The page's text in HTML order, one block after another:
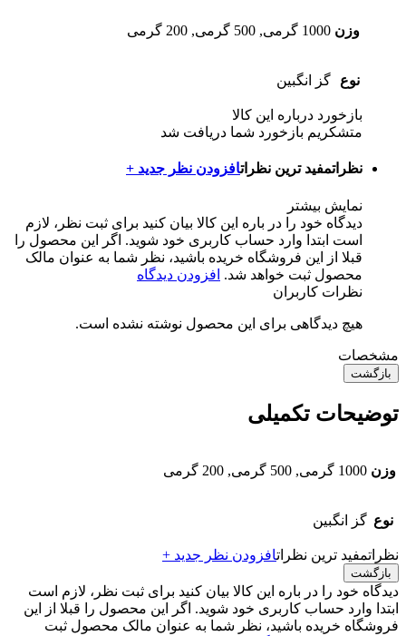
وزن 1000 گرمی, 500 گرمی, 200 گرمی
نوع گز انگبین
بازخورد درباره این کالا
متشکریم بازخورد شما دریافت شد
نظراتمفید ترین نظراتافزودن نظر جدید +
نمایش بیشتر
دیدگاه خود را در باره این کالا بیان کنید برای ثبت نظر، لازم
است ابتدا وارد حساب کاربری خود شوید. اگر این محصول را
قبلا از این فروشگاه خریده باشید، نظر شما به عنوان مالک
محصول ثبت خواهد شد. افزودن دیدگاه
نظرات کاربران
هیچ دیدگاهی برای این محصول نوشته نشده است.
مشخصات
بازگشت
توضیحات تکمیلی
وزن 1000 گرمی, 500 گرمی, 200 گرمی
نوع گز انگبین
نظراتمفید ترین نظراتافزودن نظر جدید +
بازگشت
دیدگاه خود را در باره این کالا بیان کنید برای ثبت نظر، لازم است
ابتدا وارد حساب کاربری خود شوید. اگر این محصول را قبلا از این
فروشگاه خریده باشید، نظر شما به عنوان مالک محصول ثبت